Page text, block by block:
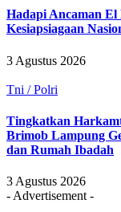
Hadapi Ancaman
Kesiapsiagaan
3 Agustus 2026
Tni / Polri
Tingkatkan
Brimob Lampung
dan Rumah Ibadah
3 Agustus 2026
- Advertisement -